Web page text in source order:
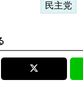
民主党